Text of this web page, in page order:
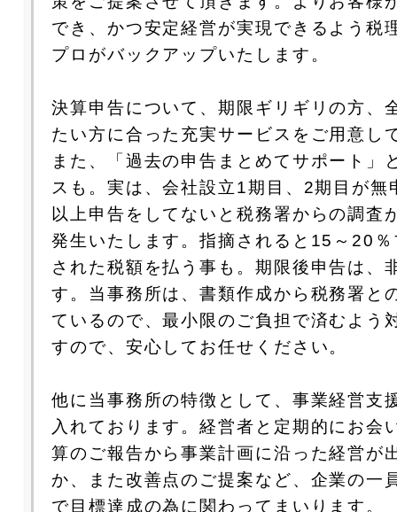
でき、かつ安定経営が実現できるよう税
プロがバックアップいたします。
決算申告について、期限ギリギリの方、
たい方に合った充実サービスをご用意し
また、「過去の申告まとめてサポート」
スも。実は、会社設立1期目、2期目が無
以上申告をしてないと税務署からの調査
発生いたします。指摘されると15～20
された税額を払う事も。期限後申告は、
す。当事務所は、書類作成から税務署と
ているので、最小限のご負担で済むよう
すので、安心してお任せください。
他に当事務所の特徴として、事業経営支
入れております。経営者と定期的にお会
算のご報告から事業計画に沿った経営が
か、また改善点のご提案など、企業の一
で目標達成の為に関わってまいります。